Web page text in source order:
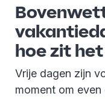
hoe zit
Vrije dagen zijn
moment om